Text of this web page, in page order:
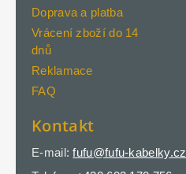
Doprava a platba
Vrácení zboží do 14
dnů
Reklamace
FAQ
Kontakt
E-mail:fufu@fufu-kabelky.cz